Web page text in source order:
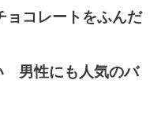
ョコレートをふんだ
男性にも人気のバ